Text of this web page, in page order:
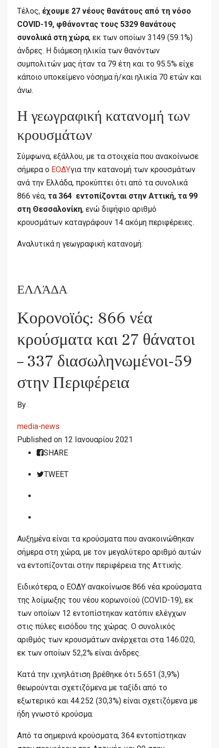
Τέλος, έχουμε 27 νέους θανάτους από τη νόσο
COVID-19, φθάνοντας τους 5329 θανάτους
συνολικά στη χώρα, εκ των οποίων 3149 (59.1%)
άνδρες. Η διάμεση ηλικία των θανόντων
συμπολιτών μας ήταν τα 79 έτη και το 95.5% είχε
κάποιο υποκείμενο νόσημα ή/και ηλικία 70 ετών και
άνω.
Η γεωγραφική κατανομή των
κρουσμάτων
Σύμφωνα, εξάλλου, με τα στοιχεία που ανακοίνωσε
σήμερα ο ΕΟΔΥγια την κατανομή των κρουσμάτων
ανά την Ελλάδα, προκύπτει ότι από τα συνολικά
866 νέα, τα 364 εντοπίζονται στην Αττική, τα 99
στη Θεσσαλονίκη, ενώ διψήφιο αριθμό
κρουσμάτων καταγράφουν 14 ακόμη περιφέρειες.
Αναλυτικά η γεωγραφική κατανομή:
ΕΛΛΆΔΑ
Κορονοϊός: 866 νέα
κρούσματα και 27 θάνατοι
– 337 διασωληνωμένοι-59
στην Περιφέρεια
By
media-news
Published on 12 Ιανουαρίου 2021
SHARE
TWEET
Αυξημένα είναι τα κρούσματα που ανακοινώθηκαν
σήμερα στη χώρα, με τον μεγαλύτερο αριθμό αυτών
να εντοπίζονται στην περιφέρεια της Αττικής.
Ειδικότερα, ο ΕΟΔΥ ανακοίνωσε 866 νέα κρούσματα
της λοίμωξης του νέου κορωνοϊού (COVID-19), εκ
των οποίων 12 εντοπίστηκαν κατόπιν ελέγχων
στις πύλες εισόδου της χώρας. Ο συνολικός
αριθμός των κρουσμάτων ανέρχεται στα 146.020,
εκ των οποίων 52,2% είναι άνδρες.
Κατά την ιχνηλάτιση βρέθηκε ότι 5.651 (3,9%)
θεωρούνται σχετιζόμενα με ταξίδι από το
εξωτερικό και 44.252 (30,3%) είναι σχετιζόμενα με
ήδη γνωστό κρούσμα.
Από τα σημερινά κρούσματα, 364 εντοπίστηκαν